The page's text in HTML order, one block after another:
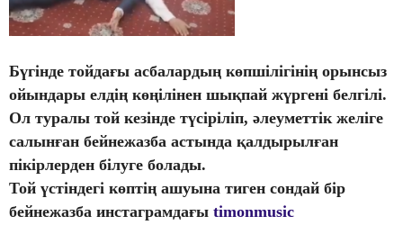
Бүгінде тойдағы асбалардың көпшілігінің орынсыз
ойындары елдің көңілінен шықпай жүргені белгілі.
Ол туралы той кезінде түсіріліп, әлеуметтік желіге
салынған бейнежазба астында қалдырылған
пікірлерден білуге болады.
Той үстіндегі көптің ашуына тиген сондай бір
бейнежазба инстаграмдағы timonmusic